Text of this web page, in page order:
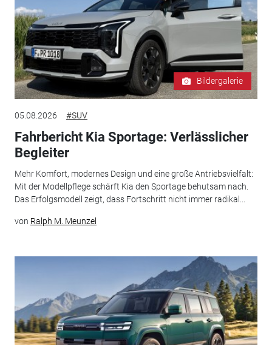
Bildergalerie
05.08.2026 #SUV
Fahrbericht Kia Sportage: Verlässlicher
Begleiter
Mehr Komfort, modernes Design und eine große Antriebsvielfalt:
Mit der Modellpflege schärft Kia den Sportage behutsam nach.
Das Erfolgsmodell zeigt, dass Fortschritt nicht immer radikal...
von Ralph M. Meunzel